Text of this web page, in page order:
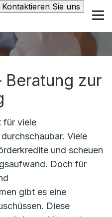
Kontaktieren Sie uns
Beratung zur
für viele
Viele
und scheuen
Doch für
gibt es eine
Diese